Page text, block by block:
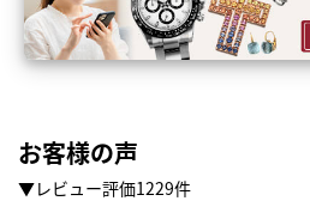
お客様の声
▼レビュー評価1229件